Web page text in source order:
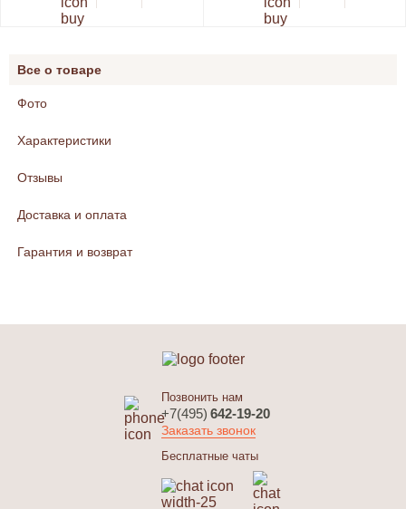
Все о товаре
Фото
Характеристики
Отзывы
Доставка и оплата
Гарантия и возврат
Позвонить нам
+7(495) 642-19-20
Заказать звонок
Бесплатные чаты